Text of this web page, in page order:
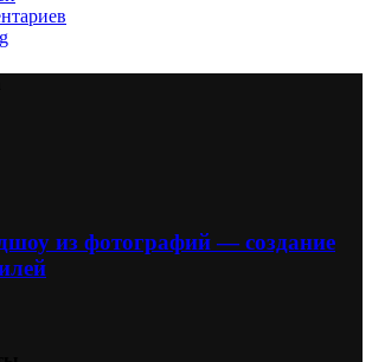
из фотографий — создание